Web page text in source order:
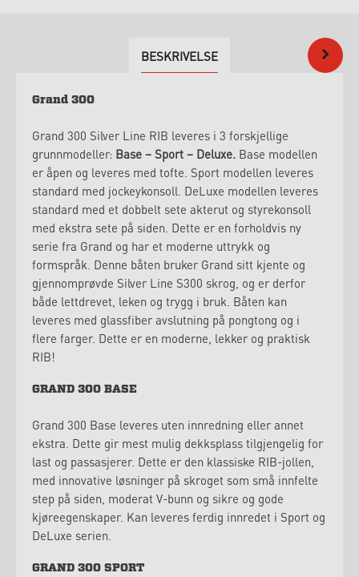
BESKRIVELSE
Grand 300
Grand 300 Silver Line RIB leveres i 3 forskjellige
grunnmodeller: Base – Sport – Deluxe. Base modellen
er åpen og leveres med tofte. Sport modellen leveres
standard med jockeykonsoll. DeLuxe modellen leveres
standard med et dobbelt sete akterut og styrekonsoll
med ekstra sete på siden. Dette er en forholdvis ny
serie fra Grand og har et moderne uttrykk og
formspråk. Denne båten bruker Grand sitt kjente og
gjennomprøvde Silver Line S300 skrog, og er derfor
både lettdrevet, leken og trygg i bruk. Båten kan
leveres med glassfiber avslutning på pongtong og i
flere farger. Dette er en moderne, lekker og praktisk
RIB!
GRAND 300 BASE
Grand 300 Base leveres uten innredning eller annet
ekstra. Dette gir mest mulig dekksplass tilgjengelig for
last og passasjerer. Dette er den klassiske RIB-jollen,
med innovative løsninger på skroget som små innfelte
step på siden, moderat V-bunn og sikre og gode
kjøreegenskaper. Kan leveres ferdig innredet i Sport og
DeLuxe serien.
GRAND 300 SPORT